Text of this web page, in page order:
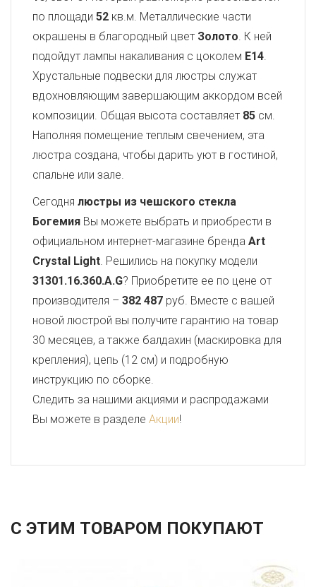
по площади 52 кв.м. Металлические части
окрашены в благородный цвет Золото. К ней
подойдут лампы накаливания с цоколем E14.
Хрустальные подвески для люстры служат
вдохновляющим завершающим аккордом всей
композиции. Общая высота составляет 85 см.
Наполняя помещение теплым свечением, эта
люстра создана, чтобы дарить уют в гостиной,
спальне или зале.
Сегодня люстры из чешского стекла
Богемия Вы можете выбрать и приобрести в
официальном интернет-магазине бренда Art
Crystal Light. Решились на покупку модели
31301.16.360.A.G? Приобретите ее по цене от
производителя – 382 487 руб. Вместе с вашей
новой люстрой вы получите гарантию на товар
30 месяцев, а также балдахин (маскировка для
крепления), цепь (12 см) и подробную
инструкцию по сборке.
Следить за нашими акциями и распродажами
Вы можете в разделе Акции!
С ЭТИМ ТОВАРОМ ПОКУПАЮТ